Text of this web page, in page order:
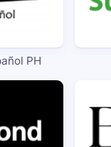
PH